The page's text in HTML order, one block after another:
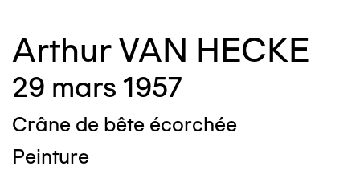
Arthur VAN HECKE
29 mars 1957
Crâne de bête écorchée
Peinture